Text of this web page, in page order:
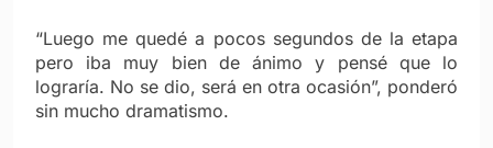
“Luego me quedé a pocos segundos de la etapa
pero iba muy bien de ánimo y pensé que lo
lograría. No se dio, será en otra ocasión”, ponderó
sin mucho dramatismo.